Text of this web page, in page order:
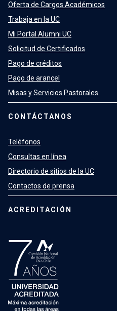
Oferta de Cargos Académicos
Trabaja en la UC
Mi Portal Alumni UC
Solicitud de Certificados
Pago de créditos
Pago de arancel
Misas y Servicios Pastorales
CONTÁCTANOS
Teléfonos
Consultas en línea
Directorio de sitios de la UC
Contactos de prensa
ACREDITACIÓN